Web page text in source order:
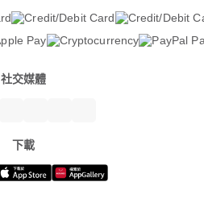
社交媒體
下載